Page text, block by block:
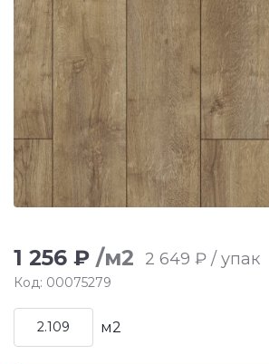
1 256 ₽ /м2 2 649 ₽ / упак
Код: 00075279
м2